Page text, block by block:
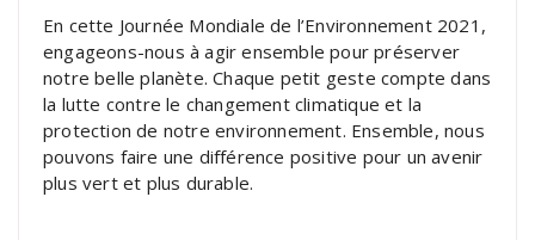
En cette Journée Mondiale de l’Environnement 2021,
engageons-nous à agir ensemble pour préserver
notre belle planète. Chaque petit geste compte dans
la lutte contre le changement climatique et la
protection de notre environnement. Ensemble, nous
pouvons faire une différence positive pour un avenir
plus vert et plus durable.